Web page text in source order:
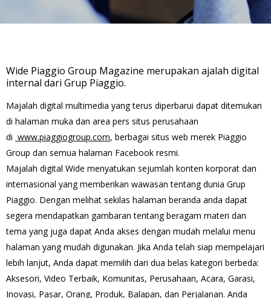
Wide Piaggio Group Magazine merupakan ajalah digital
internal dari Grup Piaggio.
Majalah digital multimedia yang terus diperbarui dapat ditemukan
di halaman muka dan area pers situs perusahaan
di www.piaggiogroup.com, berbagai situs web merek Piaggio
Group dan semua halaman Facebook resmi.
Majalah digital Wide menyatukan sejumlah konten korporat dan
internasional yang memberikan wawasan tentang dunia Grup
Piaggio. Dengan melihat sekilas halaman beranda anda dapat
segera mendapatkan gambaran tentang beragam materi dan
tema yang juga dapat Anda akses dengan mudah melalui menu
halaman yang mudah digunakan. Jika Anda telah siap mempelajari
lebih lanjut, Anda dapat memilih dari dua belas kategori berbeda:
Aksesori, Video Terbaik, Komunitas, Perusahaan, Acara, Garasi,
Inovasi, Pasar, Orang, Produk, Balapan, dan Perjalanan. Anda